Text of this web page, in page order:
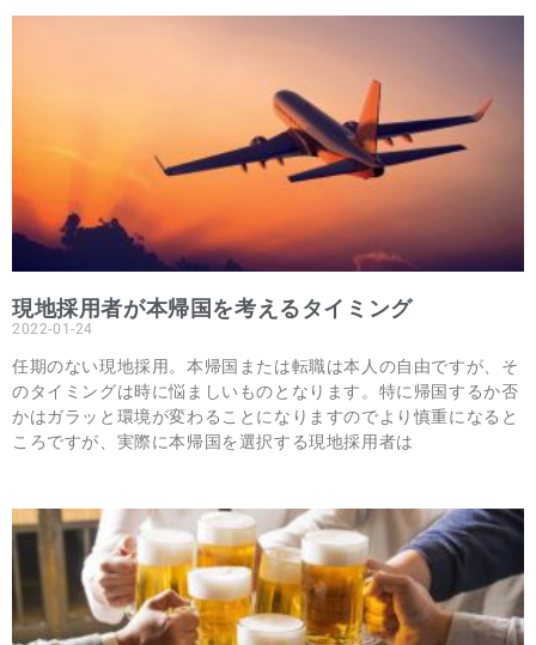
現地採用者が本帰国を考えるタイミング
2022-01-24
任期のない現地採用。本帰国または転職は本人の自由ですが、そ
のタイミングは時に悩ましいものとなります。特に帰国するか否
かはガラッと環境が変わることになりますのでより慎重になると
ころですが、実際に本帰国を選択する現地採用者は